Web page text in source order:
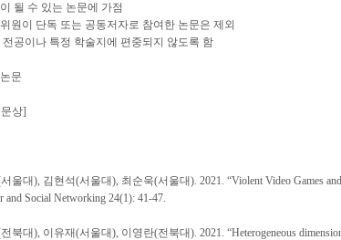
될 수 있는 논문에 가점
원이 단독 또는 공동저자로 참여한 논문은 제외
공이나 특정 학술지에 편중되지 않도록 함
문
상]
울대), 김현석(서울대), 최순욱(서울대). 2021. “Violent Video Games
and Social Networking 24(1): 41-47.
북대), 이유재(서울대), 이영란(전북대). 2021. “Heterogeneous